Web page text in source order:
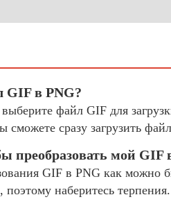
GIF в PNG?
файл GIF для
сможете сразу загрузить
преобразовать мой GIF
GIF в PNG как можно
наберитесь терпения.